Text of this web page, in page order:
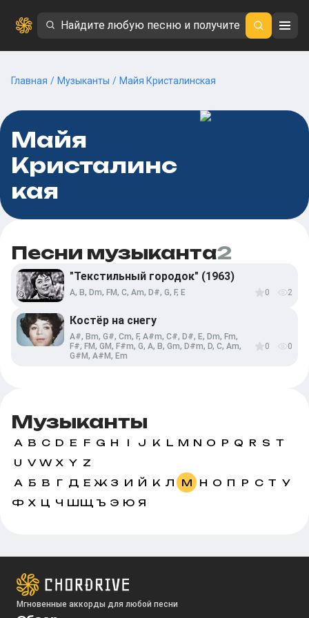
Главная / Музыканты / Майя Кристалинская
Майя
Кристалинс
кая
Песни музыканта2
"Текстильный городок" (1963)
A, B, Dm, FM, C, Am, D#, G, F, E 0 2
Костёр на снегу
A#, Bm, G#, Cm, F, A#m, C#, D#, E, Dm, Fm,
F#, FM, GM, F#m, G, A, B, Gm, D#m, D, C, Am,
G#M, A#M, Em
0 0
Музыканты
A B C D E F G H I J K L M N O P Q R S T
U V W X Y Z
А Б В Г Д Е Ж З И Й К Л М Н О П Р С Т У
Ф Х Ц Ч ШЩ Ъ Э Ю Я
Мгновенные аккорды для любой песни